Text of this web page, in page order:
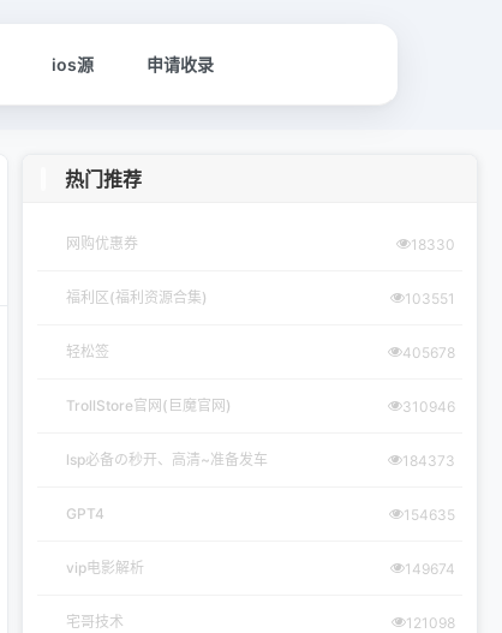
ios源 申请收录
热门推荐
网购优惠券 18330
福利区(福利资源合集) 103551
轻松签 405678
TrollStore官网(巨魔官网) 310946
lsp必备の秒开、高清~准备发车 184373
GPT4 154635
vip电影解析 149674
宅哥技术 121098